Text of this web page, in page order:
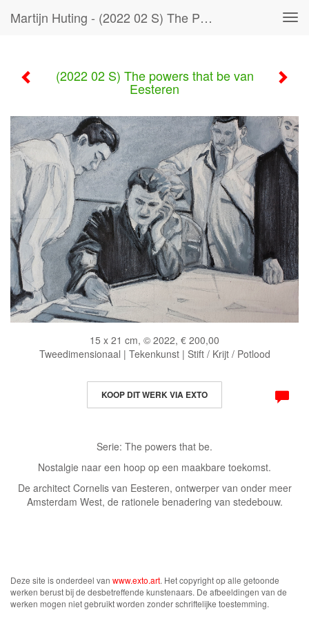
Martijn Huting - (2022 02 S) The Powers That Be Van Eesteren
(2022 02 S) The powers that be van
Eesteren
15 x 21 cm, © 2022, € 200,00
Tweedimensionaal | Tekenkunst | Stift / Krijt / Potlood
KOOP DIT WERK VIA EXTO
Serie: The powers that be.
Nostalgie naar een hoop op een maakbare toekomst.
De architect Cornelis van Eesteren, ontwerper van onder meer
Amsterdam West, de rationele benadering van stedebouw.
Deze site is onderdeel van www.exto.art. Het copyright op alle getoonde
werken berust bij de desbetreffende kunstenaars. De afbeeldingen van de
werken mogen niet gebruikt worden zonder schriftelijke toestemming.